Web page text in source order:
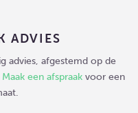
ADVIES
advies, afgestemd op de
Maak een afspraakvoor een